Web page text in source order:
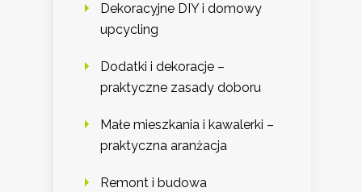
Dekoracyjne DIY i domowy
upcycling
Dodatki i dekoracje –
praktyczne zasady doboru
Małe mieszkania i kawalerki –
praktyczna aranżacja
Remont i budowa